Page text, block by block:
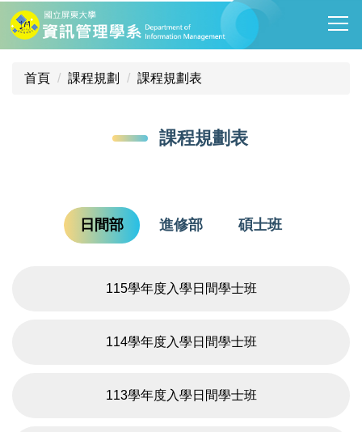
跳
到
主
首頁 課程規劃 課程規劃表
課程規劃表
日間部 進修部 碩士班
115學年度入學日間學士班
114學年度入學日間學士班
113學年度入學日間學士班